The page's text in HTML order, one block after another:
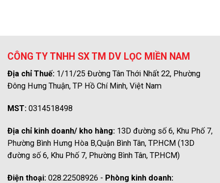
CÔNG TY TNHH SX TM DV LỌC MIỀN NAM
Địa chỉ Thuế: 1/11/25 Đường Tân Thới Nhất 22, Phường
Đông Hưng Thuận, TP Hồ Chí Minh, Việt Nam
MST: 0314518498
Địa chỉ kinh doanh/ kho hàng: 13D đường số 6, Khu Phố 7,
Phường Bình Hưng Hòa B,Quận Bình Tân, TP.HCM (13D
đường số 6, Khu Phố 7, Phường Bình Tân, TP.HCM)
Điện thoại: 028.22508926 - Phòng kinh doanh: